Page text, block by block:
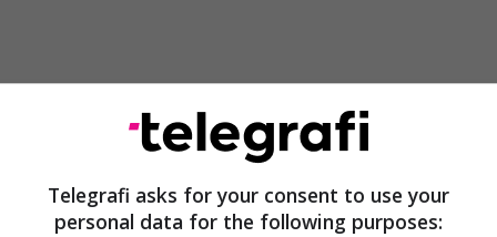
të paguhet me jetë njeriu, ndërsa jeta e njeriut
ministri i Vetëqeverisjes Lokale.
Telegrafi asks for your consent to use your
personal data for the following purposes: